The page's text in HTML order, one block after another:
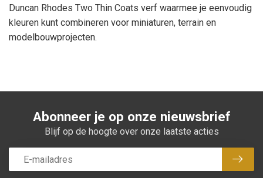
Duncan Rhodes Two Thin Coats verf waarmee je eenvoudig
kleuren kunt combineren voor miniaturen, terrain en
modelbouwprojecten.
Abonneer je op onze nieuwsbrief
Blijf op de hoogte over onze laatste acties